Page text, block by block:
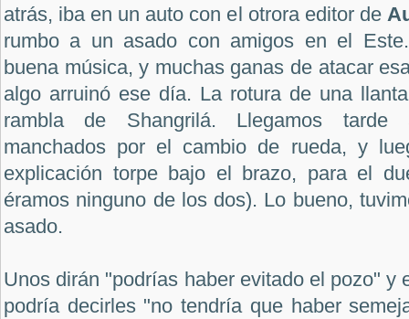
atrás, iba en un auto con el otrora editor de
rumbo a un asado con amigos en el
buena música, y muchas ganas de atacar
algo arruinó ese día. La rotura de una
rambla de Shangrilá. Llegamos tarde
manchados por el cambio de rueda, y
explicación torpe bajo el brazo, para el
éramos ninguno de los dos). Lo bueno,
asado.
Unos dirán "podrías haber evitado el pozo" y
podría decirles "no tendría que haber